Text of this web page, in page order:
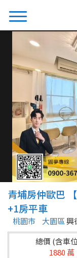
2026 台北降價好屋限
2026 台中降價好屋限
2026 高雄降價好屋限
縣市
台北市
基隆市
青埔房仲歐巴
+1房平車
桃園市 大園區興
總價 (含車
1880 萬